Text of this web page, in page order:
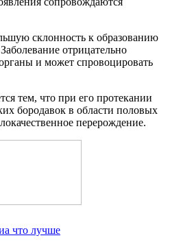
склонность к образованию
отрицательно
и может спровоцировать
тем, что при его протекании
бородавок в области половых
перерождение.
что лучше